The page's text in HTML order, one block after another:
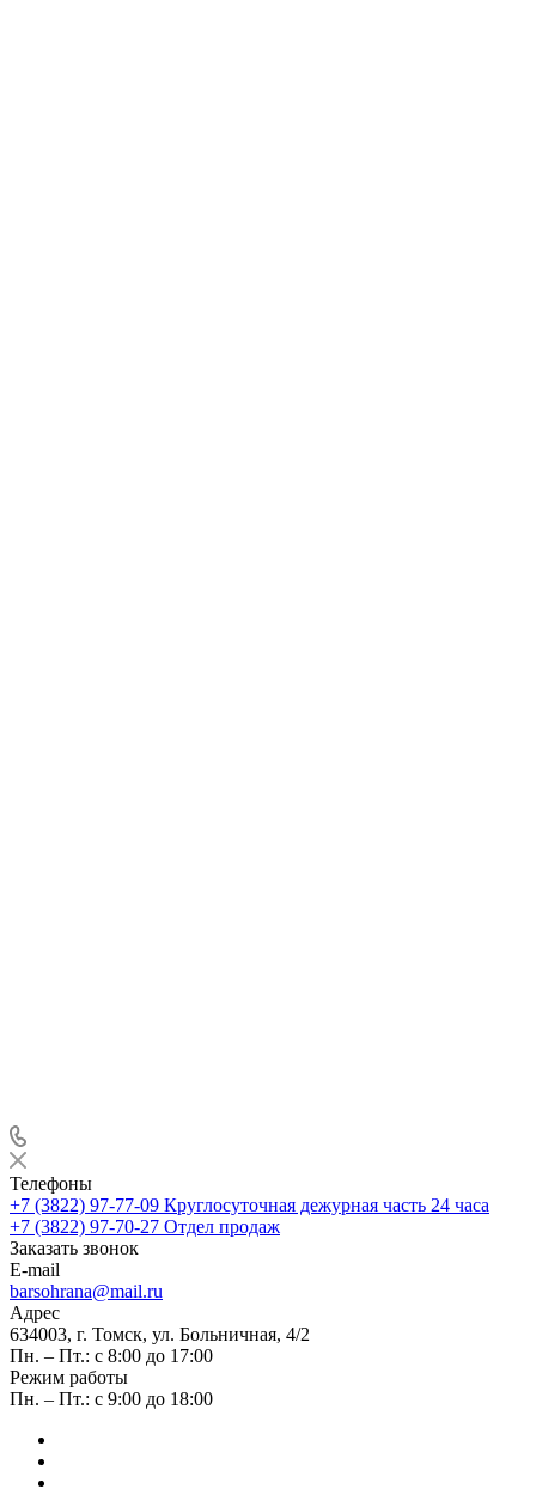
Телефоны
+7 (3822) 97-77-09 Круглосуточная дежурная часть 24 часа
+7 (3822) 97-70-27 Отдел продаж
Заказать звонок
E-mail
barsohrana@mail.ru
Адрес
634003, г. Томск, ул. Больничная, 4/2
Пн. – Пт.: с 8:00 до 17:00
Режим работы
Пн. – Пт.: с 9:00 до 18:00